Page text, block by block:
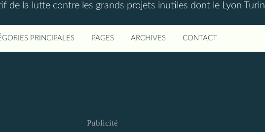
de la lutte contre les grands projets inutiles dont le Lyon Turin
PRINCIPALES PAGES ARCHIVES CONTACT
Publicité